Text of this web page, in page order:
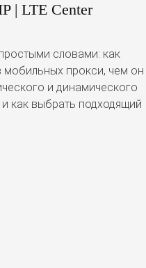
| LTE Center
словами: как
мобильных прокси, чем он
и динамического
и как выбрать подходящий